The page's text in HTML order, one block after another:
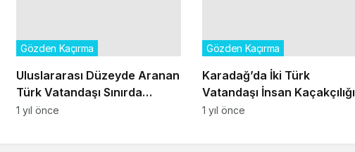
Uluslararası Düzeyde Aranan
Türk Vatandaşı Sınırda
Yakalandı
Gözden Kaçırma
1 yıl önce
Karadağ’da İki Türk
Vatandaşı İnsan Kaçakçılığı
Şüphesiyle Tutuklandı
Gözden Kaçırma
1 yıl önce